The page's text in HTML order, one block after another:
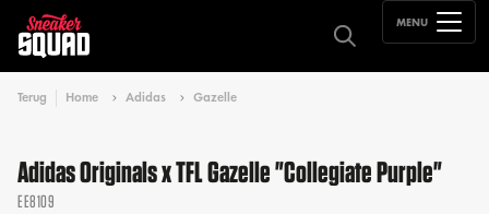
MENU
Terug Home Adidas Gazelle
Adidas Originals x TFL Gazelle "Collegiate Purple"
EE8109